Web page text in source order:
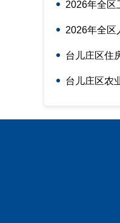
2026年全区
2026年全区
台儿庄区住
台儿庄区农